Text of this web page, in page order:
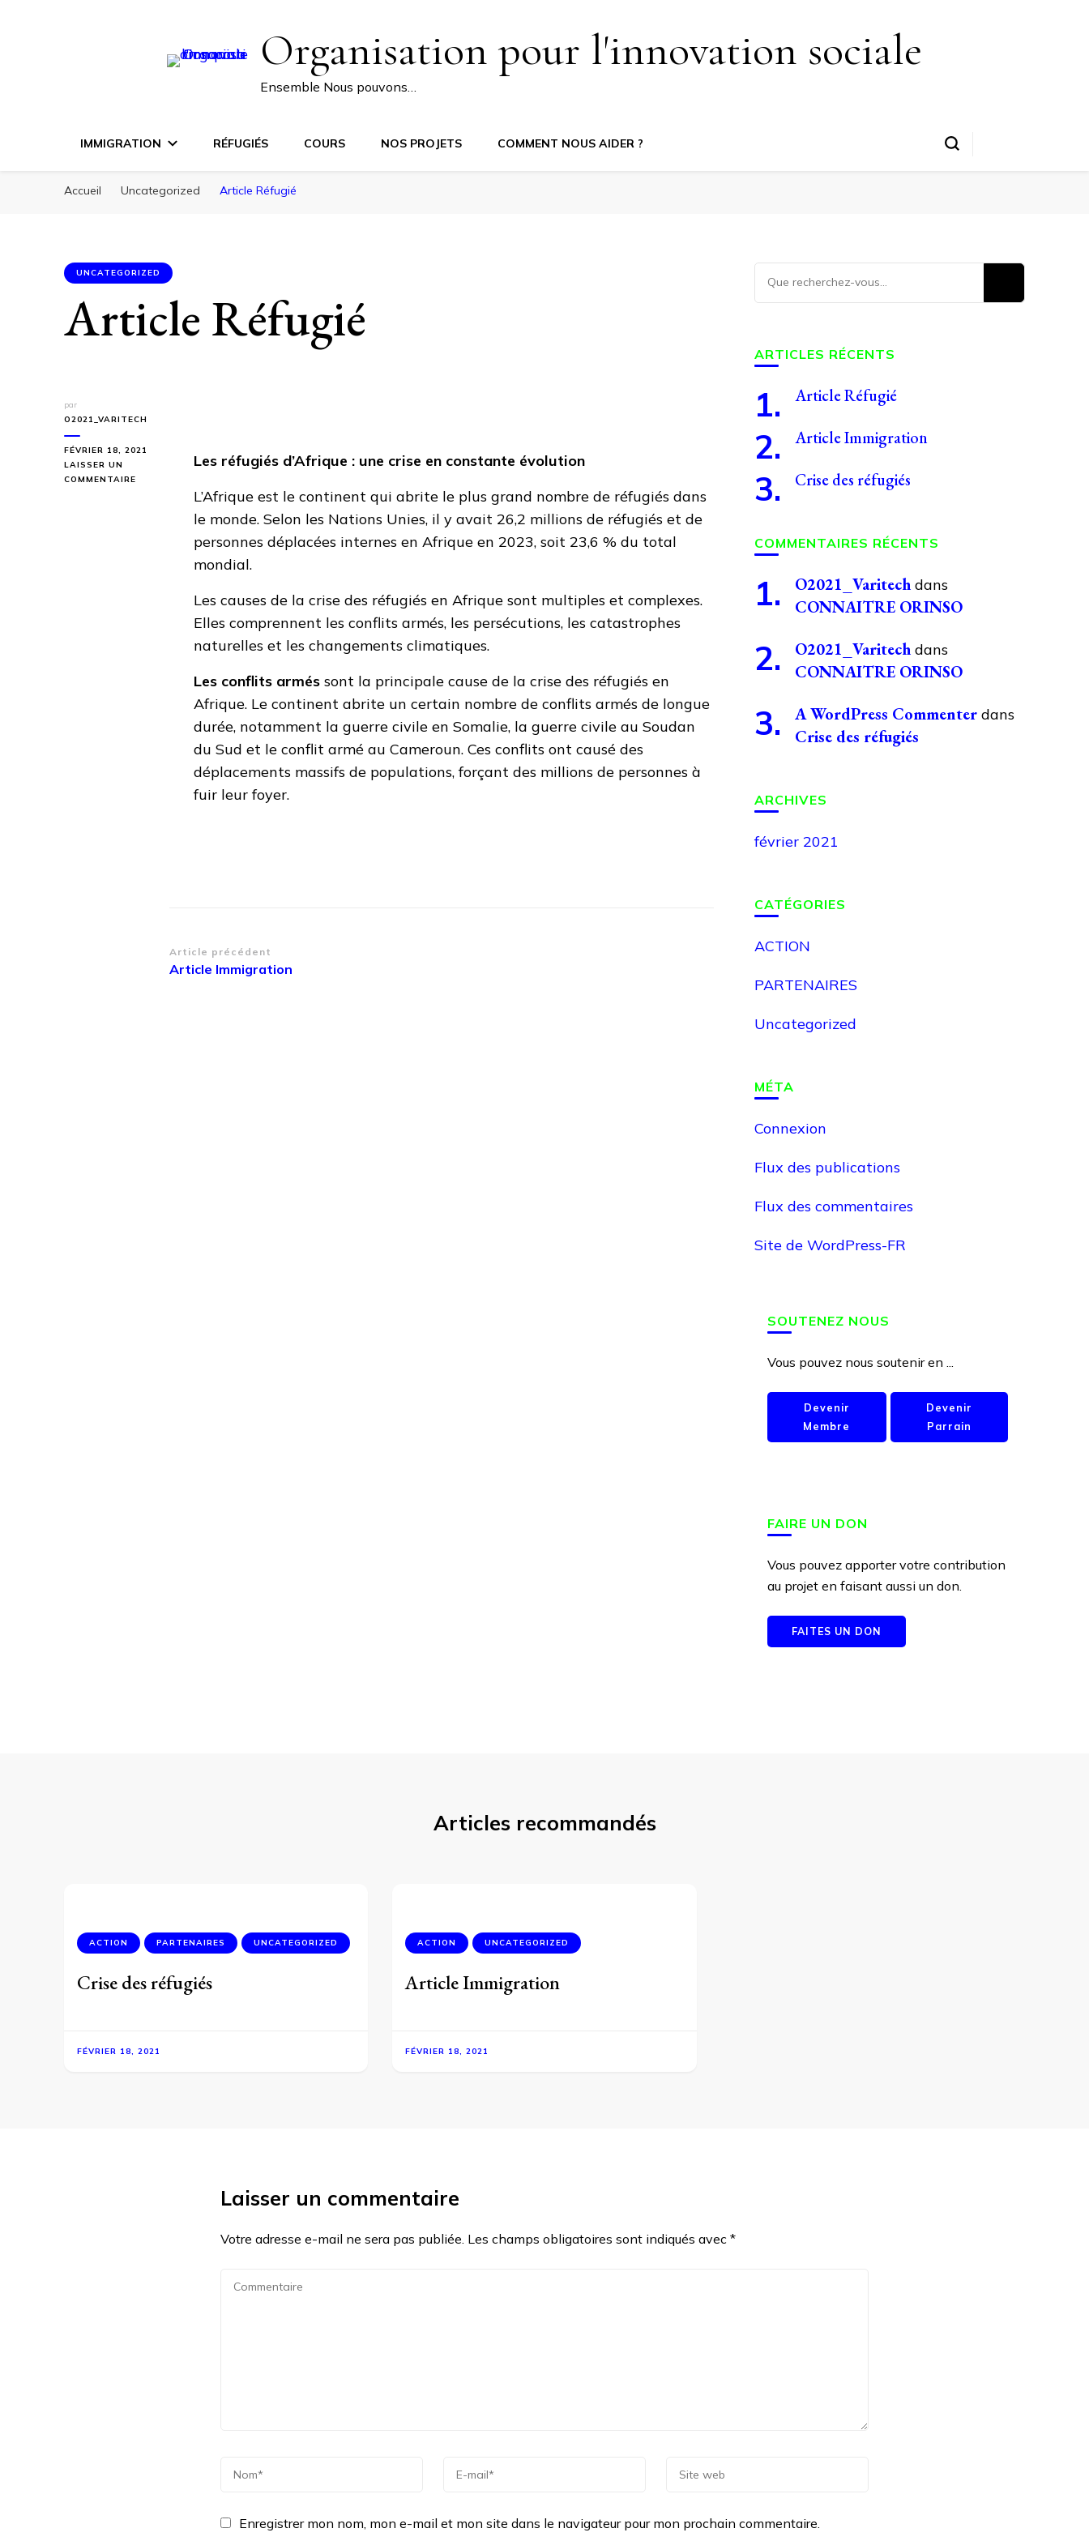
Organisation pour l'innovation sociale
Ensemble Nous pouvons…
IMMIGRATION RÉFUGIÉS COURS NOS PROJETS COMMENT NOUS AIDER ?
Accueil Uncategorized Article Réfugié
UNCATEGORIZED
Article Réfugié
par
O2021_VARITECH
FÉVRIER 18, 2021
LAISSER UN
COMMENTAIRE
Les réfugiés d’Afrique : une crise en constante évolution
L’Afrique est le continent qui abrite le plus grand nombre de réfugiés dans
le monde. Selon les Nations Unies, il y avait 26,2 millions de réfugiés et de
personnes déplacées internes en Afrique en 2023, soit 23,6 % du total
mondial.
Les causes de la crise des réfugiés en Afrique sont multiples et complexes.
Elles comprennent les conflits armés, les persécutions, les catastrophes
naturelles et les changements climatiques.
Les conflits armés sont la principale cause de la crise des réfugiés en
Afrique. Le continent abrite un certain nombre de conflits armés de longue
durée, notamment la guerre civile en Somalie, la guerre civile au Soudan
du Sud et le conflit armé au Cameroun. Ces conflits ont causé des
déplacements massifs de populations, forçant des millions de personnes à
fuir leur foyer.
Navigation
d’article
Article précédent
Article Immigration
Vous
recherchiez
ARTICLES RÉCENTS
Article Réfugié
Article Immigration
Crise des réfugiés
COMMENTAIRES RÉCENTS
O2021_Varitechdans
CONNAITRE ORINSO
O2021_Varitechdans
CONNAITRE ORINSO
A WordPress Commenterdans
Crise des réfugiés
ARCHIVES
février 2021
CATÉGORIES
ACTION
PARTENAIRES
Uncategorized
MÉTA
Connexion
Flux des publications
Flux des commentaires
Site de WordPress-FR
SOUTENEZ NOUS
Vous pouvez nous soutenir en ...
Devenir
Membre
Devenir
Parrain
FAIRE UN DON
Vous pouvez apporter votre contribution
au projet en faisant aussi un don.
FAITES UN DON
Articles recommandés
ACTION PARTENAIRES UNCATEGORIZED
Crise des réfugiés
FÉVRIER 18, 2021
ACTION UNCATEGORIZED
Article Immigration
FÉVRIER 18, 2021
Laisser un commentaire
Votre adresse e-mail ne sera pas publiée. Les champs obligatoires sont indiqués avec *
Enregistrer mon nom, mon e-mail et mon site dans le navigateur pour mon prochain commentaire.